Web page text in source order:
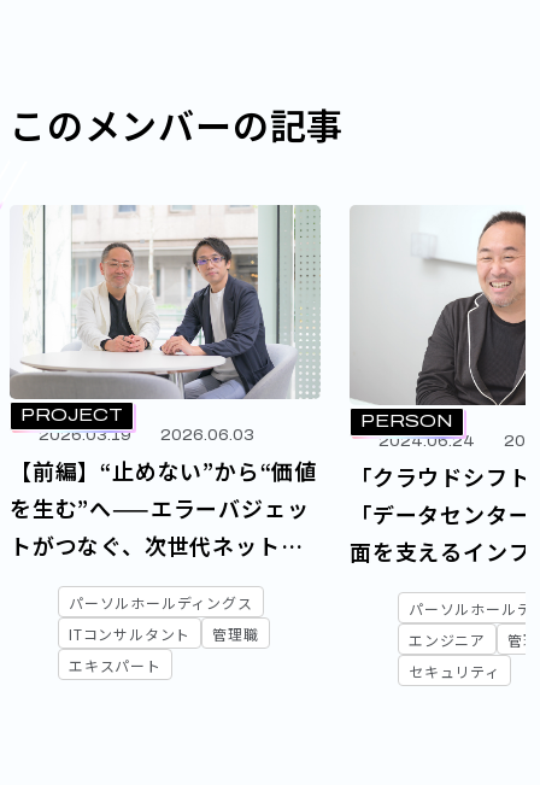
このメンバーの記事
PROJECT
2026.03.19 2026.06.03
【前編】“止めない”から“価値
を生む”へ——エラーバジェッ
トがつなぐ、次世代ネット
ワーク戦略と運用変革
パーソルホールディングス
ITコンサルタント
管理職
エキスパート
PERSON
2024.06.24
「クラウドシフ
「データセンタ
面を支えるインフ
アを取り巻く環
パーソルホールデ
エンジニア
管
セキュリティ